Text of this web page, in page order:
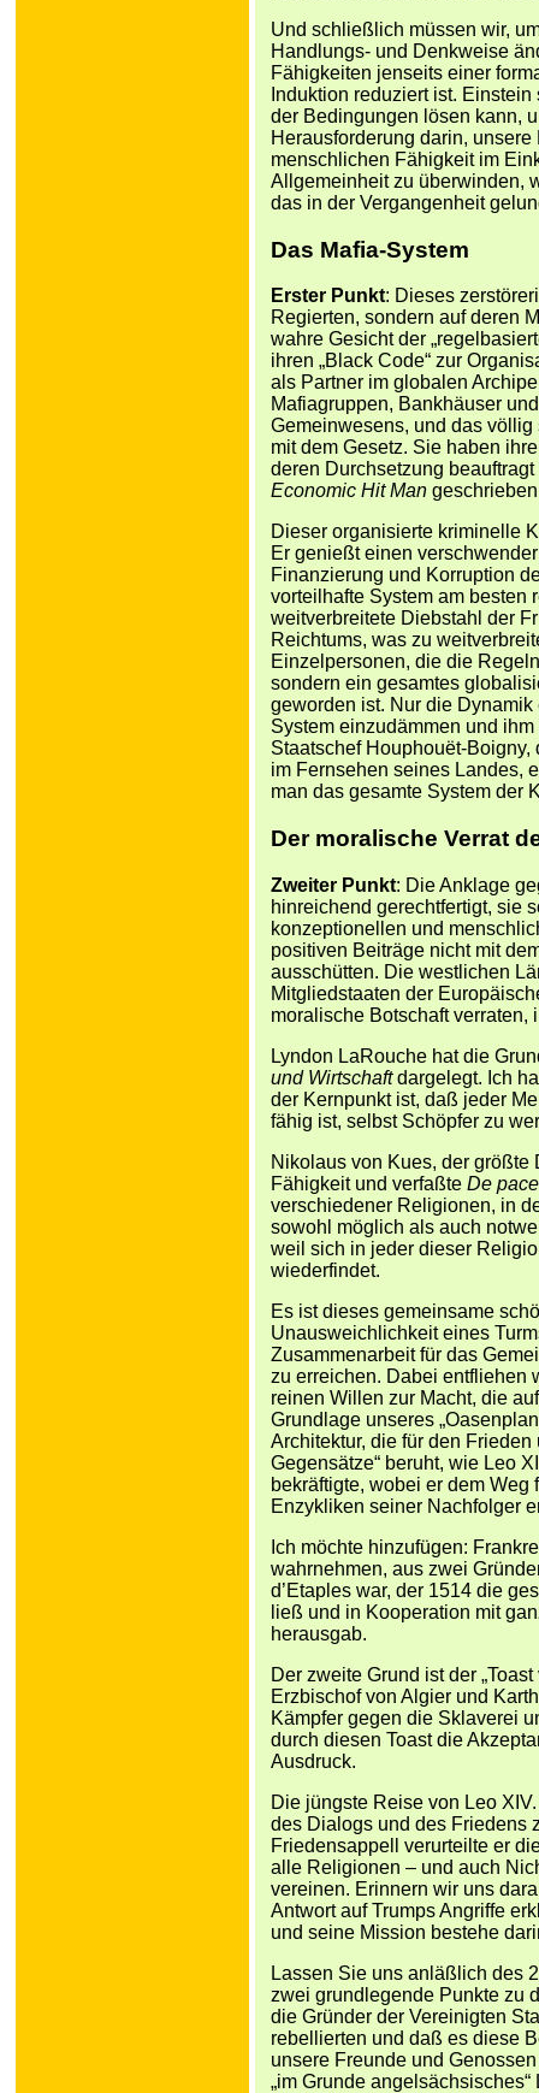
Und schließlich müssen wir,
Handlungs- und Denkweise
Fähigkeiten jenseits einer
Induktion reduziert ist.
der Bedingungen lösen kann,
Herausforderung darin,
menschlichen Fähigkeit im
Allgemeinheit zu überwinden,
das in der Vergangenheit
Das Mafia-System
Erster Punkt: Dieses
Regierten, sondern auf deren
wahre Gesicht der
ihren „Black Code“ zur
als Partner im globalen
Mafiagruppen, Bankhäuser
Gemeinwesens, und das
mit dem Gesetz. Sie haben
deren Durchsetzung
Economic Hit Man
Dieser organisierte kriminelle
Er genießt einen
Finanzierung und Korruption
vorteilhafte System am besten
weitverbreitete Diebstahl der
Reichtums, was zu
Einzelpersonen, die die
sondern ein gesamtes
geworden ist. Nur die
System einzudämmen und
Staatschef Houphouët-
im Fernsehen seines Landes,
man das gesamte System der
Der moralische Verrat
Zweiter Punkt: Die Anklage
hinreichend gerechtfertigt, sie
konzeptionellen und
positiven Beiträge nicht mit
ausschütten. Die westlichen
Mitgliedstaaten der
moralische Botschaft
Lyndon LaRouche hat die
und Wirtschaftdargelegt. Ich
der Kernpunkt ist, daß jeder
fähig ist, selbst Schöpfer zu
Nikolaus von Kues, der
Fähigkeit und verfaßte De
verschiedener Religionen, in
sowohl möglich als auch
weil sich in jeder dieser
wiederfindet.
Es ist dieses gemeinsame
Unausweichlichkeit eines
Zusammenarbeit für das
zu erreichen. Dabei entfliehen
reinen Willen zur Macht, die
Grundlage unseres
Architektur, die für den
Gegensätze“ beruht, wie Leo
bekräftigte, wobei er dem
Enzykliken seiner Nachfolger
Ich möchte hinzufügen:
wahrnehmen, aus zwei
d’Etaples war, der 1514 die
ließ und in Kooperation mit
herausgab.
Der zweite Grund ist der
Erzbischof von Algier und
Kämpfer gegen die Sklaverei
durch diesen Toast die
Ausdruck.
Die jüngste Reise von Leo
des Dialogs und des Friedens
Friedensappell verurteilte er
alle Religionen – und auch
vereinen. Erinnern wir uns
Antwort auf Trumps Angriffe
und seine Mission bestehe
Lassen Sie uns anläßlich des
zwei grundlegende Punkte zu
die Gründer der Vereinigten
rebellierten und daß es diese
unsere Freunde und
„im Grunde